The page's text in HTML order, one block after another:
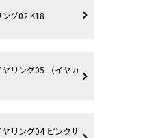
ング02 K18
ヤリング05 （イヤカ
ヤリング04 ピンクサ